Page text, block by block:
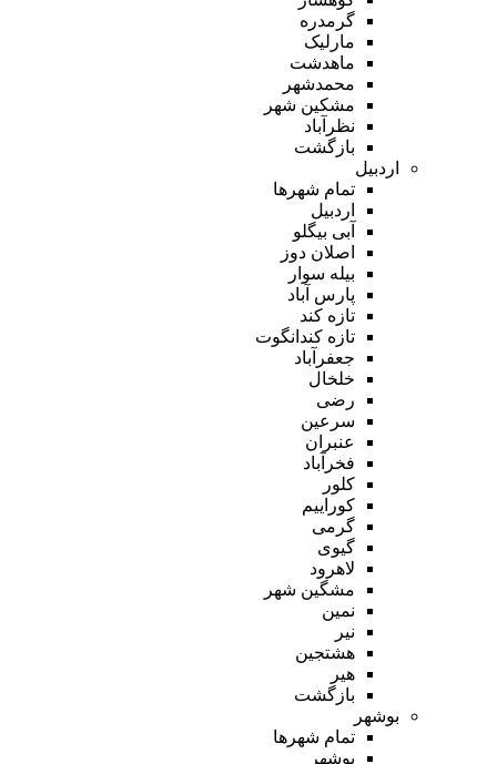
گرمدره
مارلیک
ماهدشت
محمدشهر
مشکین شهر
نظرآباد
بازگشت
اردبیل
تمام شهر‌ها
اردبیل
آبی بیگلو
اصلان دوز
بیله سوار
پارس آباد
تازه کند
تازه کندانگوت
جعفرآباد
خلخال
رضی
سرعین
عنبران
فخرآباد
کلور
کوراییم
گرمی
گیوی
لاهرود
مشگین شهر
نمین
نیر
هشتجین
هیر
بازگشت
بوشهر
تمام شهر‌ها
بوشهر